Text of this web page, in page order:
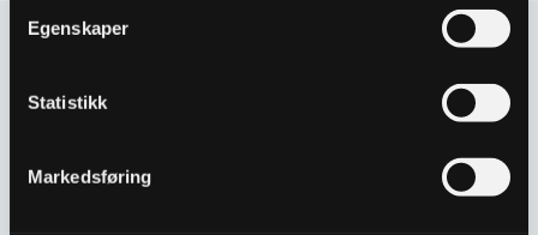
Egenskaper
Statistikk
Markedsføring
Har spørsmål eller behov for hjelp så kontakt oss